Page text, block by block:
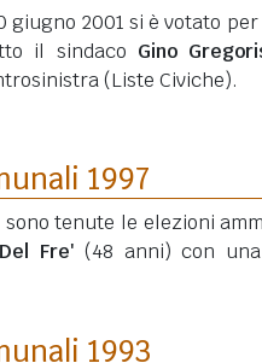
giugno 2001 si è votato
il sindaco Gino
(Liste Civiche).
1997
sono tenute le elezioni
Fre' (48 anni) con
1993